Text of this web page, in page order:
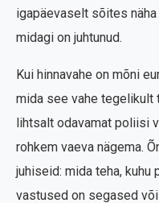
igapäevaselt sõites
midagi on juhtunud.
Kui hinnavahe on mõni
mida see vahe tegelikult
lihtsalt odavamat poliisi
rohkem vaeva nägema.
juhiseid: mida teha, kuhu
vastused on segased